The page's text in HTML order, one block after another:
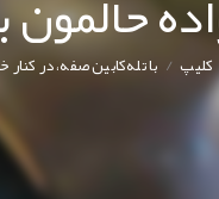
/ با تله‌کابین صفه، در کنار